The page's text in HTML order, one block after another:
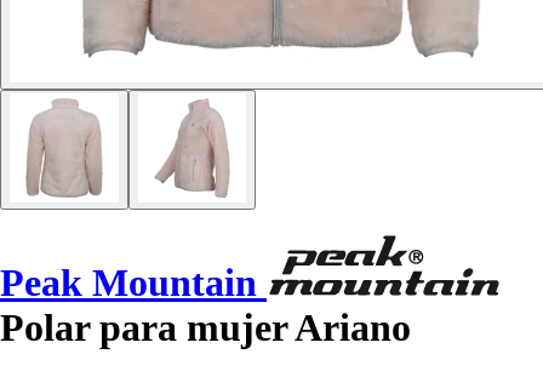
Peak Mountain
Polar para mujer Ariano